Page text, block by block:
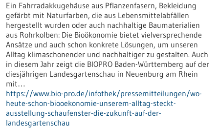
Ein Fahrradakkugehäuse aus Pflanzenfasern, Bekleidung
gefärbt mit Naturfarben, die aus Lebensmittelabfällen
hergestellt wurden oder auch nachhaltige Baumaterialien
aus Rohrkolben: Die Bioökonomie bietet vielversprechende
Ansätze und auch schon konkrete Lösungen, um unseren
Alltag klimaschonender und nachhaltiger zu gestalten. Auch
in diesem Jahr zeigt die BIOPRO Baden-Württemberg auf der
diesjährigen Landesgartenschau in Neuenburg am Rhein
mit…
https://www.bio-pro.de/infothek/pressemitteilungen/wo-
heute-schon-biooekonomie-unserem-alltag-steckt-
ausstellung-schaufenster-die-zukunft-auf-der-
landesgartenschau